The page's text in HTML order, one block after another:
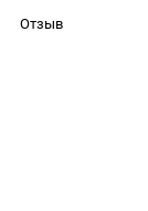
Отзыв